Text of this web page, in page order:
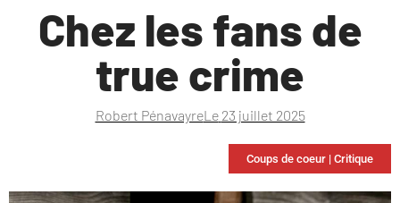
Chez les fans de
true crime
Robert PénavayreLe 23 juillet 2025
Coups de coeur | Critique